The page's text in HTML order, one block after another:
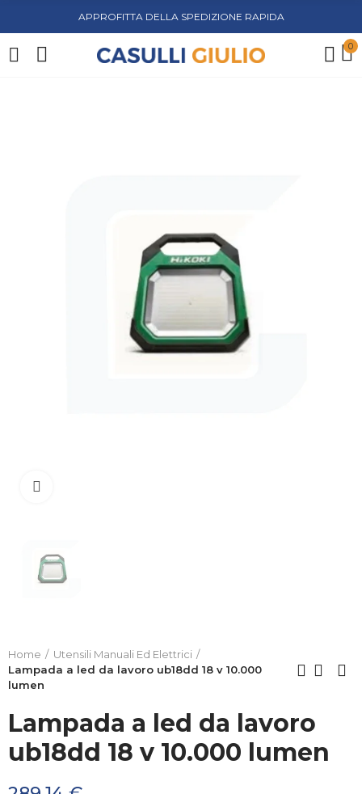
APPROFITTA DELLA SPEDIZIONE RAPIDA
0
Home
Utensili Manuali Ed Elettrici
Lampada a led da lavoro ub18dd 18 v 10.000
lumen
Lampada a led da lavoro
ub18dd 18 v 10.000 lumen